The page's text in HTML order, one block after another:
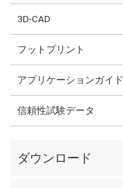
3D-CAD
フットプリント
アプリケーションガイド
信頼性試験データ
ダウンロード